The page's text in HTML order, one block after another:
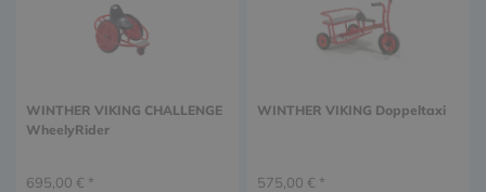
WINTHER VIKING CHALLENGE
WheelyRider
695,00 € *
WINTHER VIKING Doppeltaxi
575,00 € *